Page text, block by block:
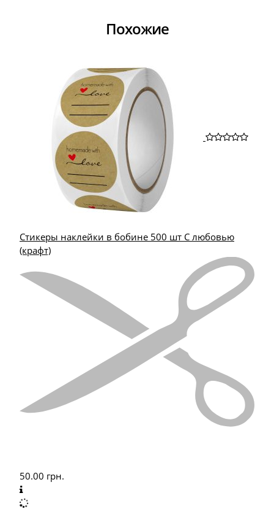
Похожие
Стикеры наклейки в бобине 500 шт С любовью
(крафт)
50.00 грн.